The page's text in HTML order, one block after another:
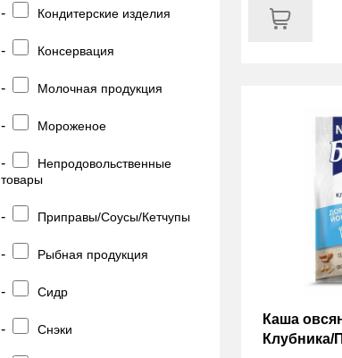
- Кондитерские изделия
- Консервация
- Молочная продукция
- Мороженое
-
Непродовольственные
товары
- Приправы/Соусы/Кетчупы
- Рыбная продукция
- Сидр
- Снэки
Каша
Клубника/